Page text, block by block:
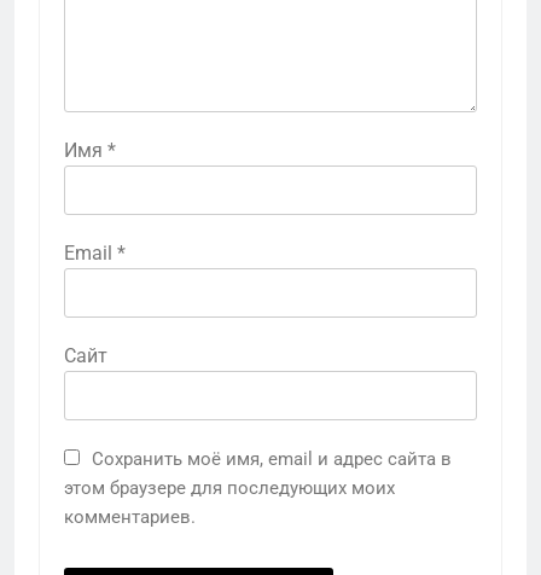
Имя *
Email *
Сайт
Сохранить моё имя, email и адрес сайта в
этом браузере для последующих моих
комментариев.